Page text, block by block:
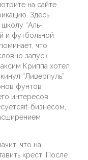
на сайте
Здесь
“Аль-
и футбольной
что
запуск
Криппа хотел
“Ливерпуль”
фунтов
интересов
бизнесом,
что на
крест. После